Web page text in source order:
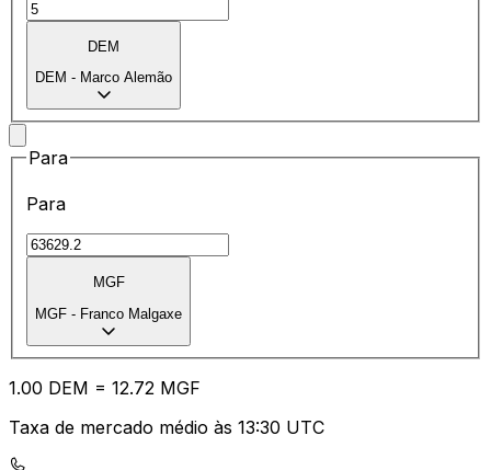
DEM
DEM - Marco Alemão
Para
Para
MGF
MGF - Franco Malgaxe
1.00 DEM = 12.72 MGF
Taxa de mercado médio às 13:30 UTC